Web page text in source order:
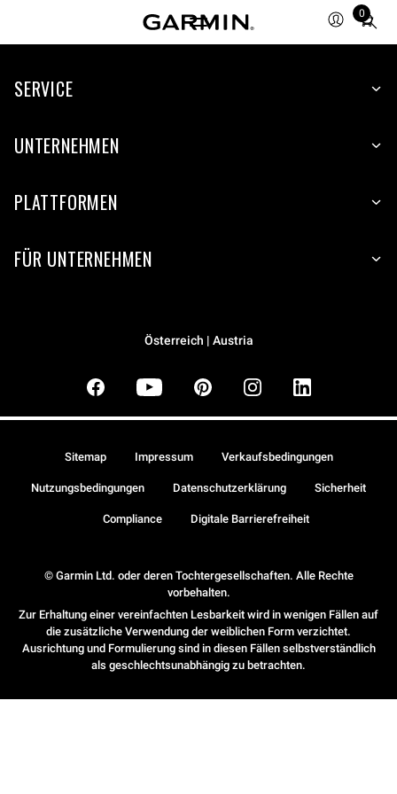
0
Total
items
cart:
SERVICE
UNTERNEHMEN
PLATTFORMEN
FÜR UNTERNEHMEN
Österreich | Austria
© Garmin Ltd. oder deren Tochtergesellschaften. Alle Rechte
vorbehalten.
Zur Erhaltung einer vereinfachten Lesbarkeit wird in wenigen Fällen auf
die zusätzliche Verwendung der weiblichen Form verzichtet.
Ausrichtung und Formulierung sind in diesen Fällen selbstverständlich
als geschlechtsunabhängig zu betrachten.
Sitemap Impressum Verkaufsbedingungen
Nutzungsbedingungen Datenschutzerklärung Sicherheit
Compliance Digitale Barrierefreiheit